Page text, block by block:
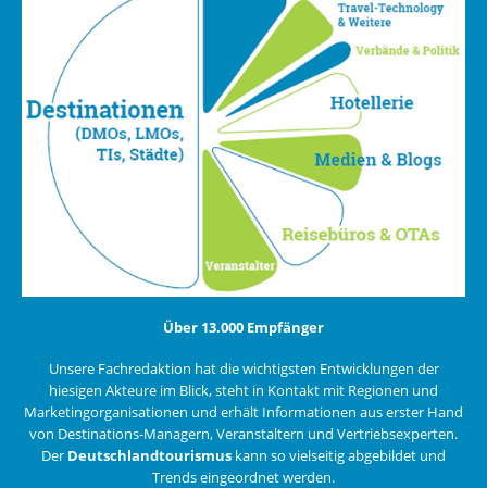
Über 13.000 Empfänger
Unsere Fachredaktion hat die wichtigsten Entwicklungen der
hiesigen Akteure im Blick, steht in Kontakt mit Regionen und
Marketingorganisationen und erhält Informationen aus erster Hand
von Destinations-Managern, Veranstaltern und Vertriebsexperten.
Der Deutschlandtourismus kann so vielseitig abgebildet und
Trends eingeordnet werden.